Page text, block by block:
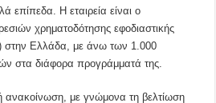
επίπεδα. Η εταιρεία είναι ο
χρηματοδότησης εφοδιαστικής
στην Ελλάδα, με άνω των 1.000
στα διάφορα προγράμματά της.
ανακοίνωση, με γνώμονα τη βελτίωση